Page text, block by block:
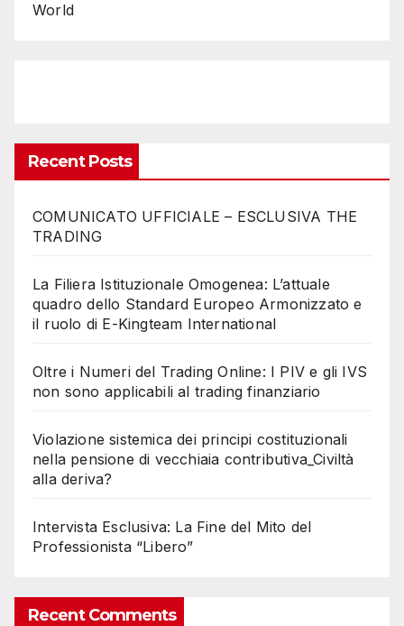
World
Recent Posts
COMUNICATO UFFICIALE – ESCLUSIVA THE
TRADING
La Filiera Istituzionale Omogenea: L’attuale
quadro dello Standard Europeo Armonizzato e
il ruolo di E-Kingteam International
Oltre i Numeri del Trading Online: I PIV e gli IVS
non sono applicabili al trading finanziario
Violazione sistemica dei principi costituzionali
nella pensione di vecchiaia contributiva_Civiltà
alla deriva?
Intervista Esclusiva: La Fine del Mito del
Professionista “Libero”
Recent Comments